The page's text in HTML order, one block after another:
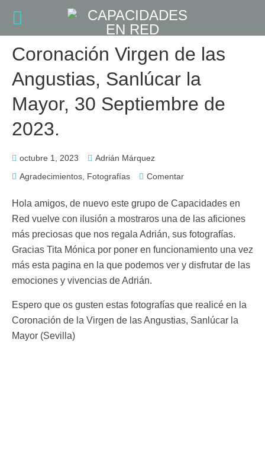
Coronación Virgen de las
Angustias, Sanlúcar la
Mayor, 30 Septiembre de
2023.
octubre 1, 2023
Adrián Márquez
Agradecimientos Fotografías Comentar
Hola amigos, de nuevo este grupo de Capacidades en
Red vuelve con ilusión a mostraros una de las aficiones
más preciosas que nos regala Adrián, sus fotografías.
Gracias Tita Mónica por poner en funcionamiento una vez
más esta pagina en la que podemos ver y disfrutar de las
emociones y vivencias de Adrián.
Espero que os gusten estas fotografías que realicé en la
Coronación de la Virgen de las Angustias, Sanlúcar la
Mayor (Sevilla)